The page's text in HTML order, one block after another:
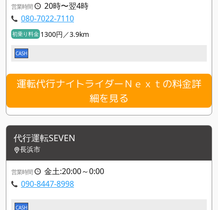
営業時間
20時〜翌4時
080-7022-7110
初乗り料金 1300円／3.9km
CASH
運転代行ナイトライダーＮｅｘｔの料金詳
細を見る
代行運転SEVEN
長浜市
営業時間
金土:20:00～0:00
090-8447-8998
CASH